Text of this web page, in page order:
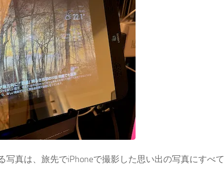
写真は、旅先でiPhoneで撮影した思い出の写真にすべて